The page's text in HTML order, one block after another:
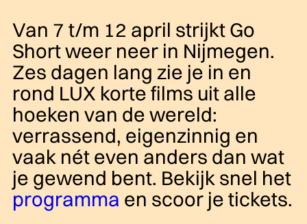
Van 7 t/m 12 april strijkt Go
Short weer neer in Nijmegen.
Zes dagen lang zie je in en
rond LUX korte films uit alle
hoeken van de wereld:
verrassend, eigenzinnig en
vaak nét even anders dan wat
je gewend bent. Bekijk snel het
programma en scoor je tickets.